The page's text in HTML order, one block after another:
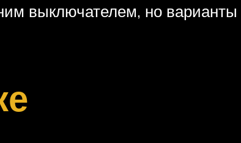
выключателем, но